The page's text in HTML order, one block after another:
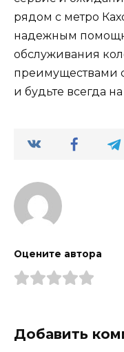
рядом с метро
надежным
обслуживания
преимуществами
и будьте всегда
Оцените автора
Добавить